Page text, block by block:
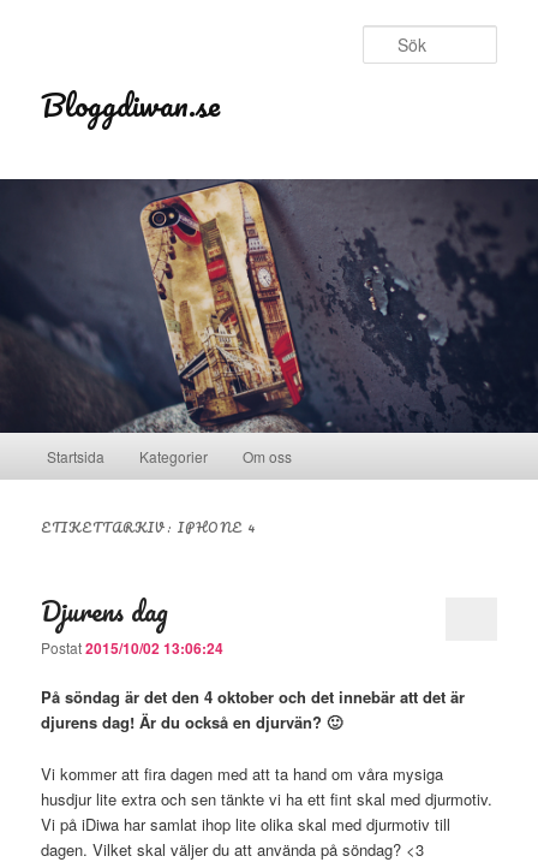
Bloggdiwan.se
Hoppa till huvudinnehåll
Hoppa till sekundärt innehåll
Startsida Kategorier Om oss
ETIKETTARKIV:IPHONE 4
Djurens dag
Postat2015/10/02 13:06:24
På söndag är det den 4 oktober och det innebär att det är
djurens dag! Är du också en djurvän? 🙂
Vi kommer att fira dagen med att ta hand om våra mysiga
husdjur lite extra och sen tänkte vi ha ett fint skal med djurmotiv.
Vi på iDiwa har samlat ihop lite olika skal med djurmotiv till
dagen. Vilket skal väljer du att använda på söndag? <3